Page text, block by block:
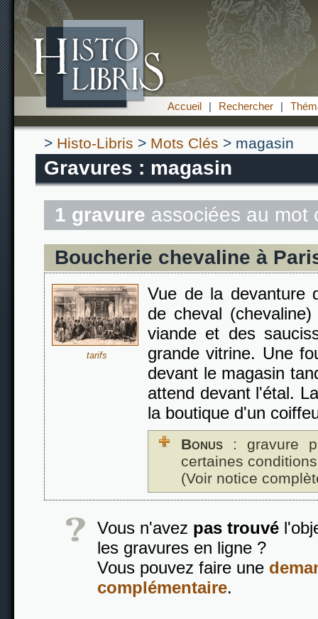
Accueil | Rechercher |
> Histo-Libris > Mots Clés > magasin
Gravures : magasin
1 gravure associées au mot
Boucherie chevaline à
tarifs
Vue de la devanture
de cheval
viande et des
grande vitrine. Une
devant le magasin
attend devant l'étal.
la boutique d'un
Bonus : gravure
certaines
(Voir notice
Vous n'avez pas trouvé
les gravures en ligne ?
Vous pouvez faire une
complémentaire.